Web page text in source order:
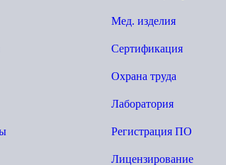
Мед. изделия
Сертификация
Охрана труда
Лаборатория
Регистрация ПО
Лицензирование